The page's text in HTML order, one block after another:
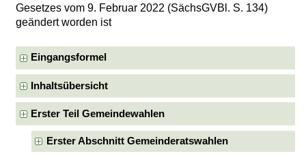
Gesetzes vom 9. Februar 2022 (SächsGVBl. S. 134)
geändert worden ist
Eingangsformel
Inhaltsübersicht
Erster Teil Gemeindewahlen
Erster Abschnitt Gemeinderatswahlen